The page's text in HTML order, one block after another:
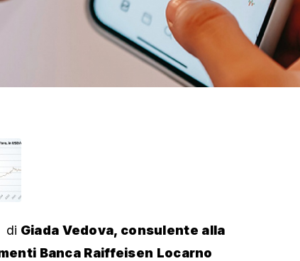
di Giada Vedova, consulente alla
Banca Raiffeisen Locarno